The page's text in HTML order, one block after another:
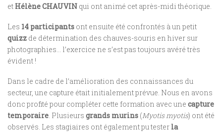
et Hélène CHAUVIN qui ont animé cet après-midi théorique.
Les 14 participants ont ensuite été confrontés à un petit
quizz de détermination des chauves-souris en hiver sur
photographies… l’exercice ne s’est pas toujours avéré très
évident !
Dans le cadre de l’amélioration des connaissances du
secteur, une capture était initialement prévue. Nous en avons
donc profité pour compléter cette formation avec une capture
temporaire. Plusieurs grands murins (Myotis myotis) ont été
observés. Les stagiaires ont également pu tester la